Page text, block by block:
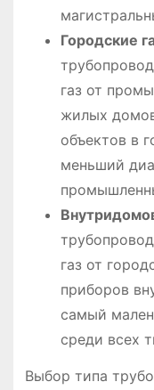
Городские
газ от
жилых
объектов в
меньший
газ от
приборов
самый
среди всех
Выбор типа